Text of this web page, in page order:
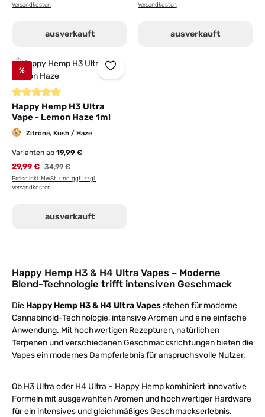
Versandkosten
ausverkauft
Versandkosten
ausverkauft
%
Durchschnittliche Bewertung von 5 von 5 Sternen
Happy Hemp H3 Ultra
Vape - Lemon Haze 1ml
Zitrone, Kush / Haze
Varianten ab 19,99 €
29,99 € Regulärer Preis:
34,99 €
Preise inkl. MwSt. und ggf. zzgl.
Versandkosten
ausverkauft
Happy Hemp H3 & H4 Ultra Vapes – Moderne
Blend-Technologie trifft intensiven Geschmack
Die Happy Hemp H3 & H4 Ultra Vapesstehen für moderne
Cannabinoid-Technologie, intensive Aromen und eine einfache
Anwendung. Mit hochwertigen Rezepturen, natürlichen
Terpenen und verschiedenen Geschmacksrichtungen bieten die
Vapes ein modernes Dampferlebnis für anspruchsvolle Nutzer.
Ob H3 Ultra oder H4 Ultra – Happy Hemp kombiniert innovative
Formeln mit ausgewählten Aromen und hochwertiger Hardware
für ein intensives und gleichmäßiges Geschmackserlebnis.